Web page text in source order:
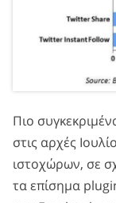
Πιο
στις αρχές
ιστοχώρων, σε
τα επίσημα